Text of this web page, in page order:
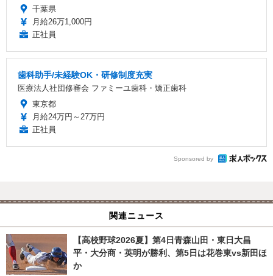
千葉県
月給26万1,000円
正社員
歯科助手/未経験OK・研修制度充実
医療法人社団修審会 ファミーユ歯科・矯正歯科
東京都
月給24万円～27万円
正社員
Sponsored by
関連ニュース
【高校野球2026夏】第4日青森山田・東日大昌
平・大分商・英明が勝利、第5日は花巻東vs新田ほ
か